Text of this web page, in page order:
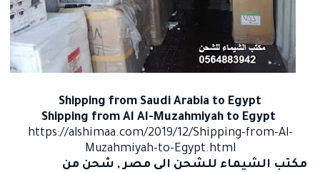
Shipping from Saudi Arabia to Egypt
Shipping from Al Al-Muzahmiyah to Egypt
https://alshimaa.com/2019/12/Shipping-from-Al-
Muzahmiyah-to-Egypt.html
مكتب الشيماء للشحن الى مصر, شحن من